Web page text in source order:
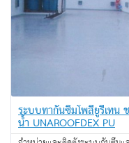
ระบบทากันซึมโพลียูรีเทน
น้ำ UNAROOFDEX PU